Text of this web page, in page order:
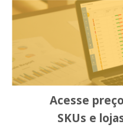
Acesse
SKUs e